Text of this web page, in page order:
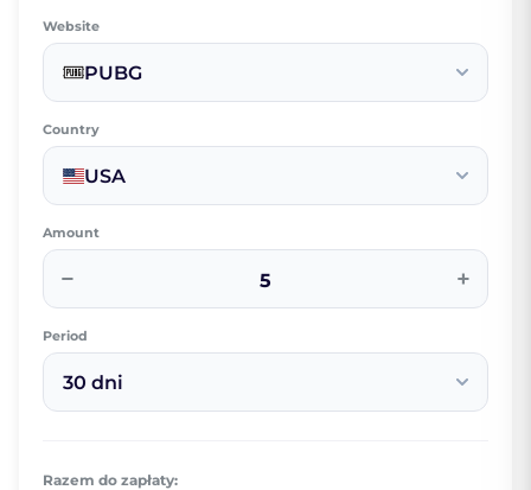
Website
PUBG
Country
USA
Amount
− +
Period
30 dni
Razem do zapłaty: